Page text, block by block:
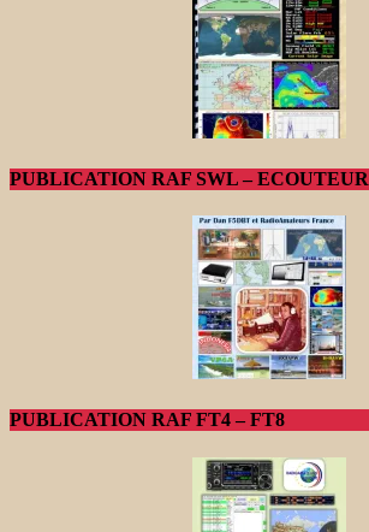
PUBLICATION RAF SWL – ECOUTEUR
PUBLICATION RAF FT4 – FT8